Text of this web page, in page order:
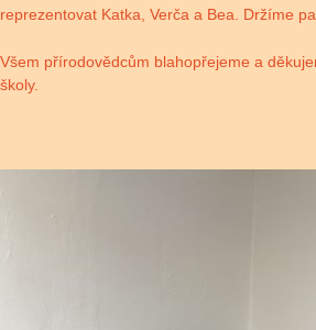
reprezentovat Katka, Verča a Bea. Držíme
Všem přírodovědcům blahopřejeme a
školy.